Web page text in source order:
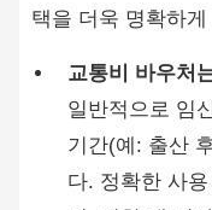
택을 더욱 명확하
교통비 바우처
일반적으로 임
기간(예: 출산
다. 정확한 사